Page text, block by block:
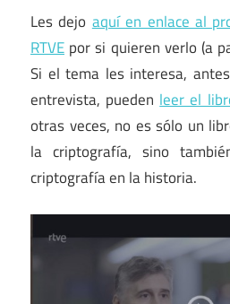
Les dejoaquí en enlace al
RTVE por si quieren verlo (a
Si el tema les interesa,
entrevista, puedenleer el
otras veces, no es sólo un
la criptografía, sino
criptografía en la historia.